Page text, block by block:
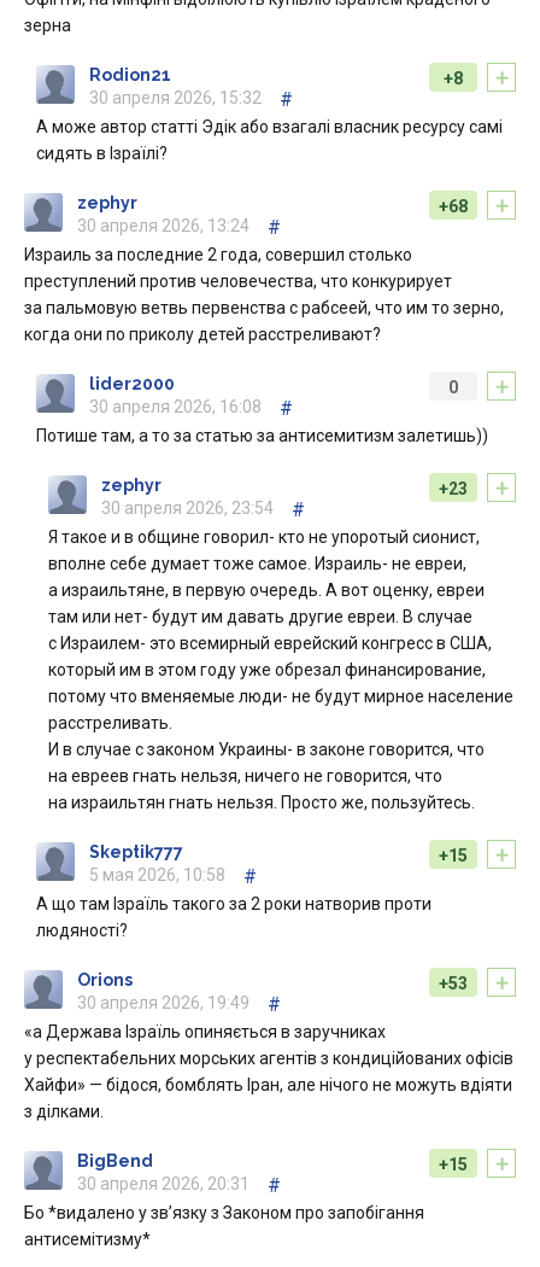
зерна
+
+8
Rodion21
30 апреля 2026, 15:32
#
А може автор статтi Эдiк або взагалi власник ресурсу самi
сидять в Ізраїлi?
+
+68
zephyr
30 апреля 2026, 13:24
#
Израиль за последние 2 года, совершил столько
преступлений против человечества, что конкурирует
за пальмовую ветвь первенства с рабсеей, что им то зерно,
когда они по приколу детей расстреливают?
+
0
lider2000
30 апреля 2026, 16:08
#
Потише там, а то за статью за антисемитизм залетишь))
+
+23
zephyr
30 апреля 2026, 23:54
#
Я такое и в общине говорил- кто не упоротый сионист,
вполне себе думает тоже самое. Израиль- не евреи,
а израильтяне, в первую очередь. А вот оценку, евреи
там или нет- будут им давать другие евреи. В случае
с Израилем- это всемирный еврейский конгресс в США,
который им в этом году уже обрезал финансирование,
потому что вменяемые люди- не будут мирное население
расстреливать.
И в случае с законом Украины- в законе говорится, что
на евреев гнать нельзя, ничего не говорится, что
на израильтян гнать нельзя. Просто же, пользуйтесь.
+
+15
Skeptik777
5 мая 2026, 10:58
#
А що там Ізраїль такого за 2 роки натворив проти
людяності?
+
+53
Orions
30 апреля 2026, 19:49
#
«а Держава Ізраїль опиняється в заручниках
у респектабельних морських агентів з кондиційованих офісів
Хайфи» — бідося, бомблять Іран, але нічого не можуть вдіяти
з ділками.
+
+15
BigBend
30 апреля 2026, 20:31
#
Бо *видалено у зв’язку з Законом про запобігання
антисемітизму*